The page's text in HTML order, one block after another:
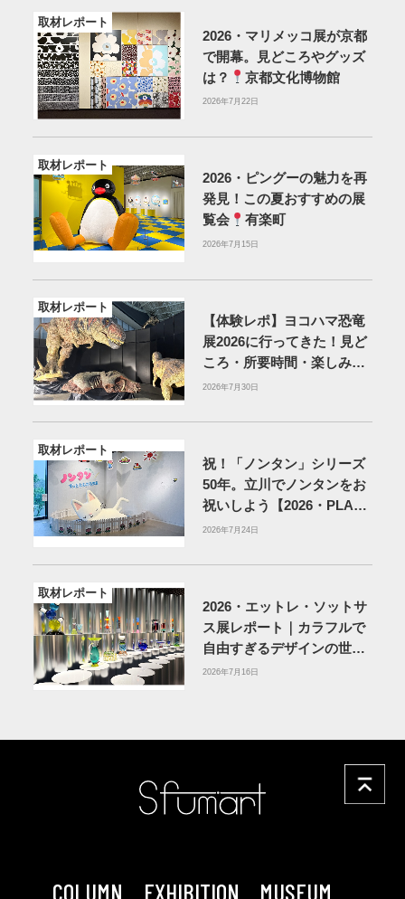
取材レポート
2026・マリメッコ展が京都
で開幕。見どころやグッズ
は？
京都文化博物館
2026年7月22日
取材レポート
2026・ピングーの魅力を再
発見！この夏おすすめの展
覧会
有楽町
2026年7月15日
取材レポート
【体験レポ】ヨコハマ恐竜
展2026に行ってきた！見ど
ころ・所要時間・楽しみ方
を紹介
2026年7月30日
取材レポート
祝！「ノンタン」シリーズ
50年。立川でノンタンをお
祝いしよう【2026・PLAY!
MUSEUM】
2026年7月24日
取材レポート
2026・エットレ・ソットサ
ス展レポート｜カラフルで
自由すぎるデザインの世界
を体験
2026年7月16日
COLUMN EXHIBITION MUSEUM